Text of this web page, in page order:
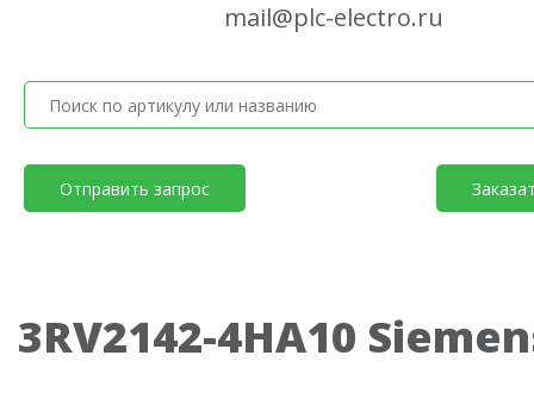
mail@plc-electro.ru
Отправить запрос
3RV2142-4HA10